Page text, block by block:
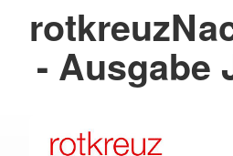
- Ausgabe